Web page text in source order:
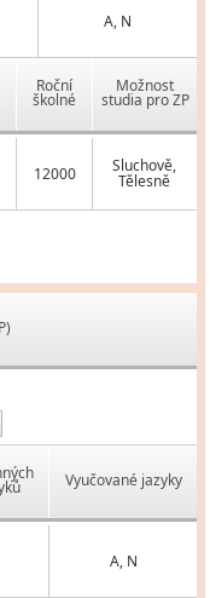
A, N
Roční
školné
Možnost
studia pro ZP
12000 Sluchově,
Tělesně
Vyučované jazyky
A, N